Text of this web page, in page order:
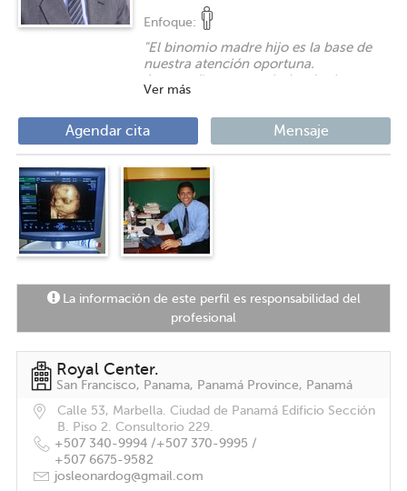
Enfoque:
"El binomio madre hijo es la base de
nuestra atención oportuna.
Acompañar en su salud todas las
etapas de crecimiento femenino es
Reconocer al feto como paciente
nuevo norte de nuestra misión"
Ver más
Agendar cita Mensaje
La información de este perfil es responsabilidad del
profesional
Royal Center.
San Francisco, Panama, Panamá Province, Panamá
Calle 53, Marbella. Ciudad de Panamá Edificio Sección
B. Piso 2. Consultorio 229.
+507 340-9994 /+507 370-9995 /
+507 6675-9582
josleonardog@gmail.com